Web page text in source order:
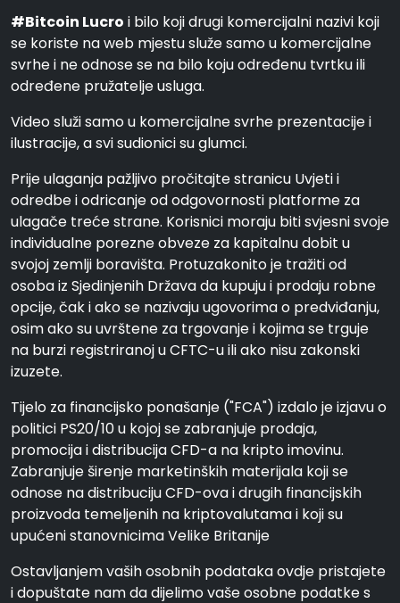
#Bitcoin Lucro i bilo koji drugi komercijalni nazivi koji
se koriste na web mjestu služe samo u komercijalne
svrhe i ne odnose se na bilo koju određenu tvrtku ili
određene pružatelje usluga.
Video služi samo u komercijalne svrhe prezentacije i
ilustracije, a svi sudionici su glumci.
Prije ulaganja pažljivo pročitajte stranicu Uvjeti i
odredbe i odricanje od odgovornosti platforme za
ulagače treće strane. Korisnici moraju biti svjesni svoje
individualne porezne obveze za kapitalnu dobit u
svojoj zemlji boravišta. Protuzakonito je tražiti od
osoba iz Sjedinjenih Država da kupuju i prodaju robne
opcije, čak i ako se nazivaju ugovorima o predviđanju,
osim ako su uvrštene za trgovanje i kojima se trguje
na burzi registriranoj u CFTC-u ili ako nisu zakonski
izuzete.
Tijelo za financijsko ponašanje ("FCA") izdalo je izjavu o
politici PS20/10 u kojoj se zabranjuje prodaja,
promocija i distribucija CFD-a na kripto imovinu.
Zabranjuje širenje marketinških materijala koji se
odnose na distribuciju CFD-ova i drugih financijskih
proizvoda temeljenih na kriptovalutama i koji su
upućeni stanovnicima Velike Britanije
Ostavljanjem vaših osobnih podataka ovdje pristajete
i dopuštate nam da dijelimo vaše osobne podatke s